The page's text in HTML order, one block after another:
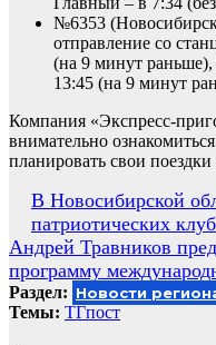
№6353
отправление со
(на 9 минут
13:45 (на 9 минут
Компания «Экспресс-
внимательно
планировать свои поездки
Навигация
по
записям
В Новосибирской
патриотических
Андрей Травников
программу
Раздел: Новости
Темы: ТГпост